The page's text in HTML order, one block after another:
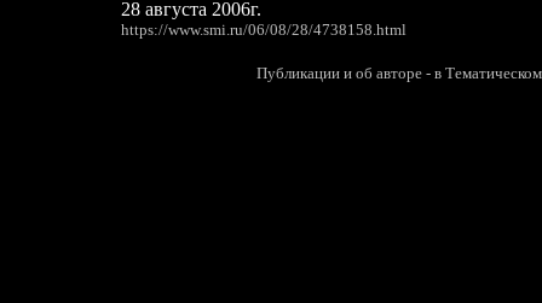
28 августа 2006г.
https://www.smi.ru/06/08/28/4738158.html
Публикации и об авторе - в